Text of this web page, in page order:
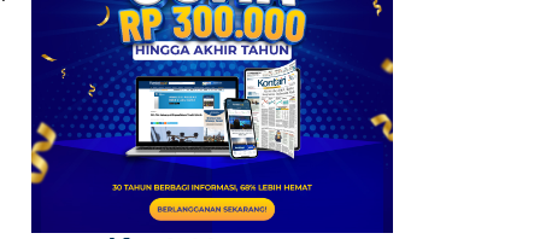
Kerja Sama dengan
Emirates hingga 2033, Ini
Detail Kemitraannya
7
Promo Alfamart Murah
Banget 7–13 Agustus
2026, Sunlight hingga
Bebelac Diskon